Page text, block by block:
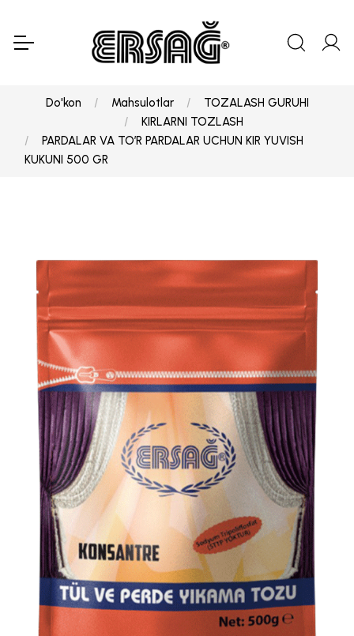
Do'kon Mahsulotlar
TOZALASH GURUHI
KIRLARNI TOZLASH
PARDALAR VA TO’R PARDALAR UCHUN KIR YUVISH
KUKUNI 500 GR